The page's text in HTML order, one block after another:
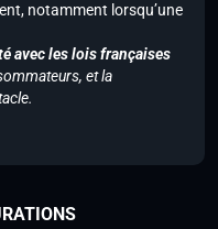
notamment lorsqu’une
avec les lois françaises
et la